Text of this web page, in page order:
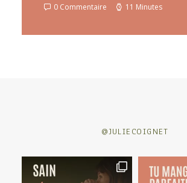
0 Commentaire 11 Minutes
@JULIECOIGNET